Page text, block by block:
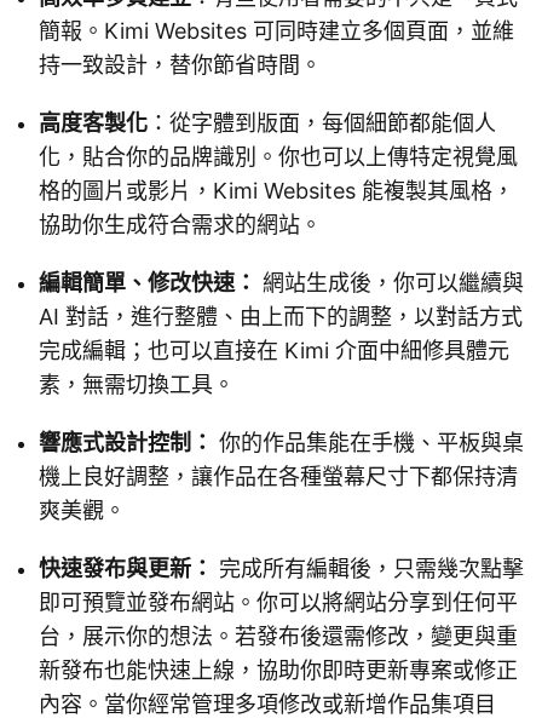
簡報。Kimi Websites 可同時建立多個頁面，並維
持一致設計，替你節省時間。
高度客製化 ：從字體到版面，每個細節都能個人
化，貼合你的品牌識別。你也可以上傳特定視覺風
格的圖片或影片，Kimi Websites 能複製其風格，
協助你生成符合需求的網站。
編輯簡單、修改快速： 網站生成後，你可以繼續與
AI 對話，進行整體、由上而下的調整，以對話方式
完成編輯；也可以直接在 Kimi 介面中細修具體元
素，無需切換工具。
響應式設計控制： 你的作品集能在手機、平板與桌
機上良好調整，讓作品在各種螢幕尺寸下都保持清
爽美觀。
快速發布與更新：
完成所有編輯後，只需幾次點擊
即可預覽並發布網站。你可以將網站分享到任何平
台，展示你的想法。若發布後還需修改，變更與重
新發布也能快速上線，協助你即時更新專案或修正
內容。當你經常管理多項修改或新增作品集項目